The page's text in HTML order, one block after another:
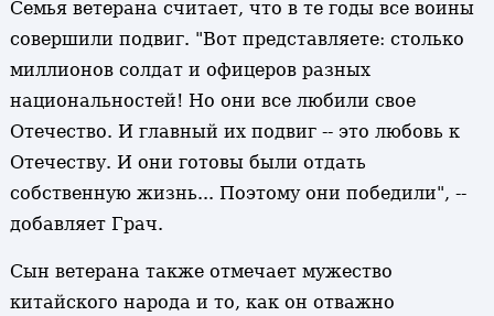
Семья ветерана считает, что в те годы все воины
совершили подвиг. "Вот представляете: столько
миллионов солдат и офицеров разных
национальностей! Но они все любили свое
Отечество. И главный их подвиг -- это любовь к
Отечеству. И они готовы были отдать
собственную жизнь... Поэтому они победили", --
добавляет Грач.
Сын ветерана также отмечает мужество
китайского народа и то, как он отважно